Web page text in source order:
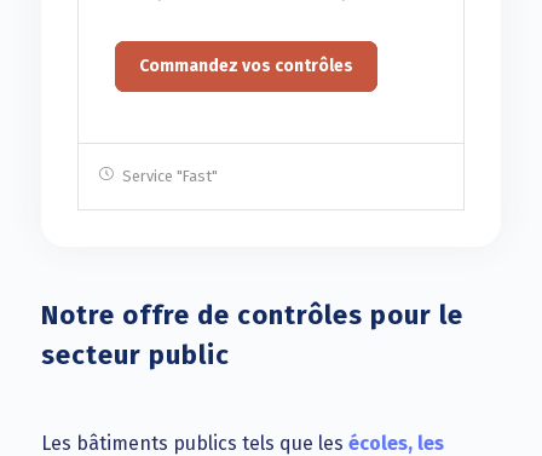
Commandez vos contrôles
Service "Fast"
Notre offre de contrôles pour le
secteur public
Les bâtiments publics tels que les écoles, les